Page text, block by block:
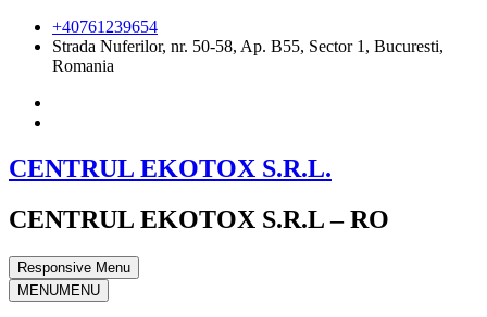
+40761239654
Strada Nuferilor, nr. 50-58, Ap. B55, Sector 1, Bucuresti,
Romania
CENTRUL EKOTOX S.R.L.
CENTRUL EKOTOX S.R.L – RO
Responsive Menu
MENUMENU